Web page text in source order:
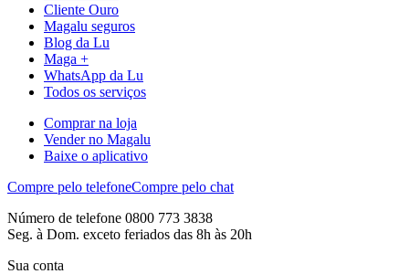
Cliente Ouro
Magalu seguros
Blog da Lu
Maga +
WhatsApp da Lu
Todos os serviços
Comprar na loja
Vender no Magalu
Baixe o aplicativo
Compre pelo telefoneCompre pelo chat
Número de telefone 0800 773 3838
Seg. à Dom. exceto feriados das 8h às 20h
Sua conta